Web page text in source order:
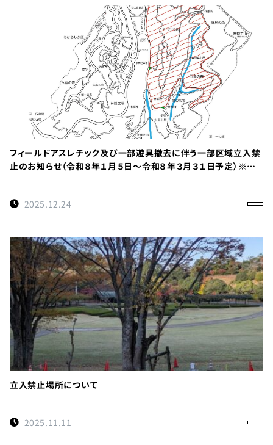
フィールドアスレチック及び一部遊具撤去に伴う一部区域立入禁
止のお知らせ（令和８年１月５日～令和８年３月３１日予定）※重
2025.12.24
立入禁止場所について
2025.11.11